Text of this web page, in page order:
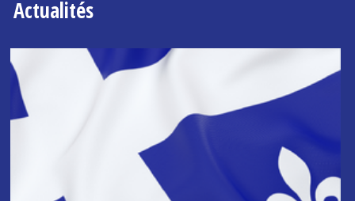
Actualités